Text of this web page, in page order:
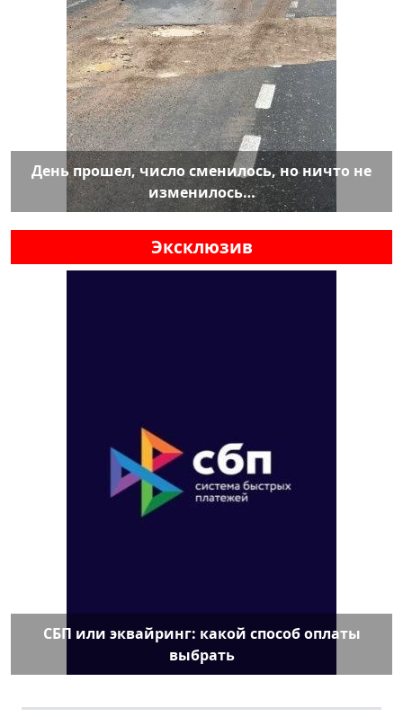
День прошел, число сменилось, но ничто не
изменилось…
Эксклюзив
СБП или эквайринг: какой способ оплаты
выбрать